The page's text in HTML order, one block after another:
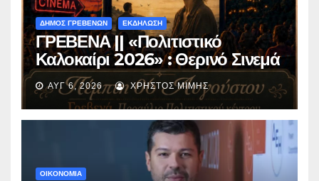
ΔΗΜΟΣ ΓΡΕΒΕΝΩΝ ΕΚΔΗΛΩΣΗ
ΓΡΕΒΕΝΑ || «Πολιτιστικό
Καλοκαίρι 2026» : Θερινό Σινεμά
με την βραβευμένη ταινία
«Μικρές Ανάσες».
ΑΥΓ 6, 2026 ΧΡΉΣΤΟΣ ΜΊΜΗΣ
ΟΙΚΟΝΟΜΙΑ